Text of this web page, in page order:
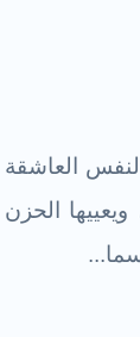
العاشقة
الحزن